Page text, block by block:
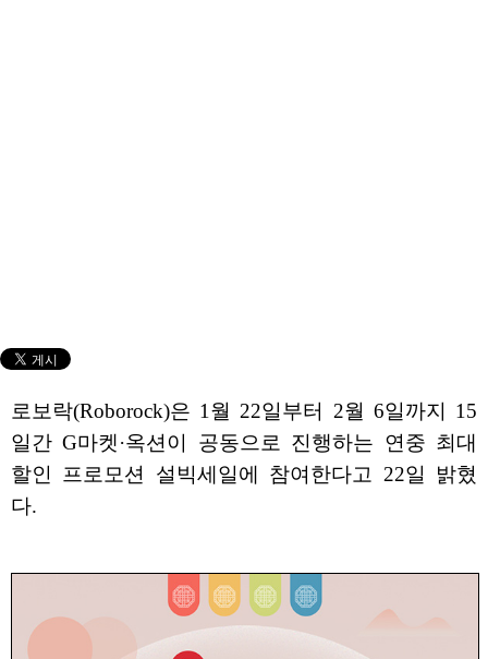
로보락(Roborock)은 1월 22일부터 2월 6일까지 15
일간 G마켓·옥션이 공동으로 진행하는 연중 최대
할인 프로모션 설빅세일에 참여한다고 22일 밝혔
다.